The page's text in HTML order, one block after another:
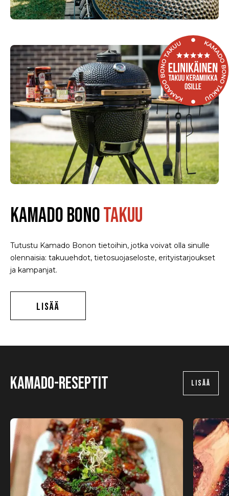
KAMADO BONOTAKUU
Tutustu Kamado Bonon tietoihin, jotka voivat olla sinulle
olennaisia: takuuehdot, tietosuojaseloste, erityistarjoukset
ja kampanjat.
LISÄÄ
Kamado-reseptit LISÄÄ